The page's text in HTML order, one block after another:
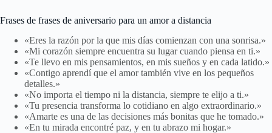
Frases de frases de aniversario para un amor a distancia
«Eres la razón por la que mis días comienzan con una sonrisa.»
«Mi corazón siempre encuentra su lugar cuando piensa en ti.»
«Te llevo en mis pensamientos, en mis sueños y en cada latido.»
«Contigo aprendí que el amor también vive en los pequeños
detalles.»
«No importa el tiempo ni la distancia, siempre te elijo a ti.»
«Tu presencia transforma lo cotidiano en algo extraordinario.»
«Amarte es una de las decisiones más bonitas que he tomado.»
«En tu mirada encontré paz, y en tu abrazo mi hogar.»